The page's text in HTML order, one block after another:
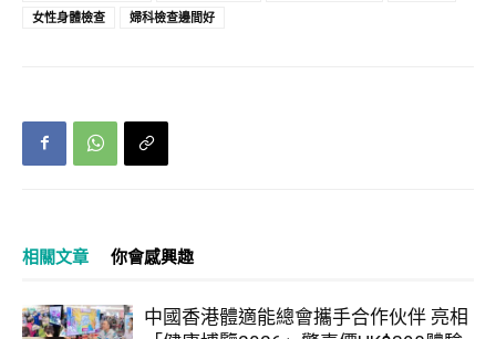
女性身體檢查
婦科檢查邊間好
相關文章 你會感興趣
中國香港體適能總會攜手合作伙伴 亮相